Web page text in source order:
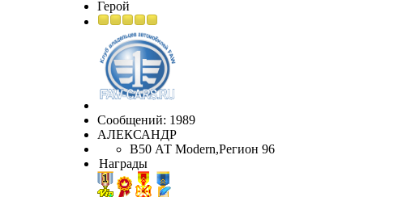
Герой
Сообщений: 1989
АЛЕКСАНДР
B50 АТ Modern,Регион 96
Награды